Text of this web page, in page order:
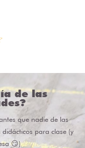
de las
que nadie de las
para clase (y
😏)